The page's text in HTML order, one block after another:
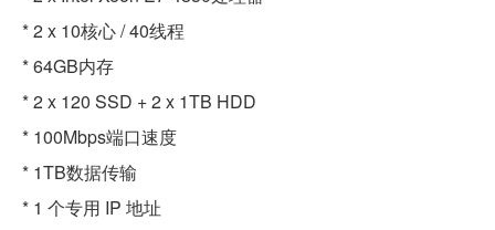
* 2 x 10核心 / 40线程
* 64GB内存
* 2 x 120 SSD + 2 x 1TB HDD
* 100Mbps端口速度
* 1TB数据传输
* 1 个专用 IP 地址